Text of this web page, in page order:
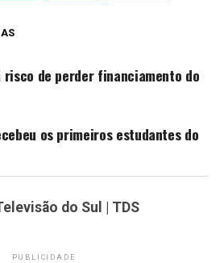
risco de perder financiamento do
os primeiros estudantes do
do Sul | TDS
PUBLICIDADE